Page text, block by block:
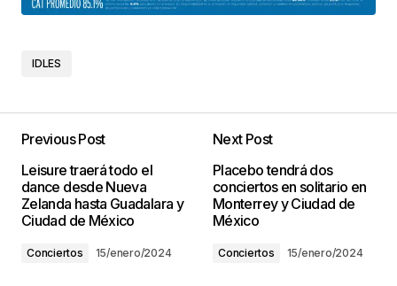
IDLES
Previous Post
Leisure traerá todo el
dance desde Nueva
Zelanda hasta Guadalara y
Ciudad de México
Conciertos 15/enero/2024
Next Post
Placebo tendrá dos
conciertos en solitario en
Monterrey y Ciudad de
México
Conciertos 15/enero/2024